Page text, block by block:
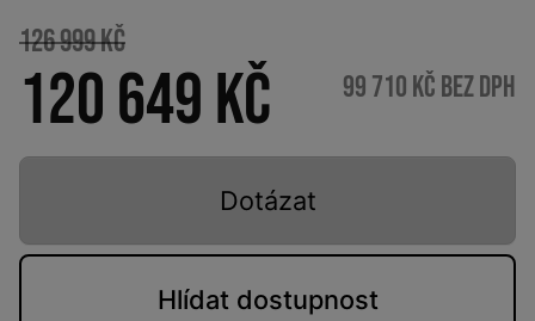
126 999 Kč
120 649 Kč 99 710 Kč bez DPH
Dotázat
Hlídat dostupnost